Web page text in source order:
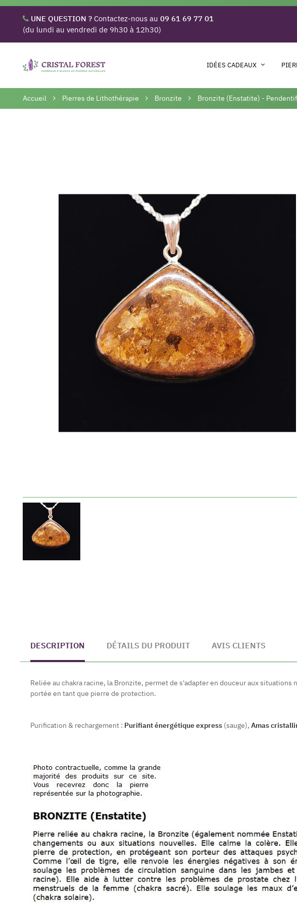
UNE QUESTION ? Contactez-nous au 09 61 69 77 01
(du lundi au vendredi de 9h30 à 12h30)
IDÉES CADEAUX
Accueil Pierres de Lithothérapie Bronzite Bronzite (Enstatite) -
DESCRIPTION DÉTAILS DU PRODUIT AVIS CLIENTS
Reliée au chakra racine, la Bronzite, permet de s'adapter en douceur aux
portée en tant que pierre de protection.
Purification & rechargement : Purifiant énergétique express (sauge), Amas